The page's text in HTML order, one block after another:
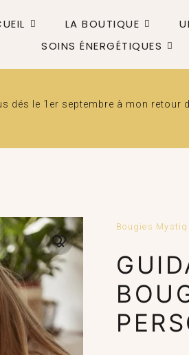
LA BOUTIQUE
SOINS ÉNERGÉTIQUES
dés le 1er septembre à mon retour
Bougies